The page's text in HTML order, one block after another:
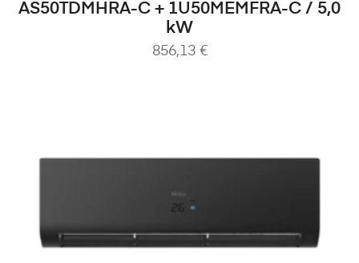
AS50TDMHRA-C + 1U50MEMFRA-C / 5,0
kW
856,13 €